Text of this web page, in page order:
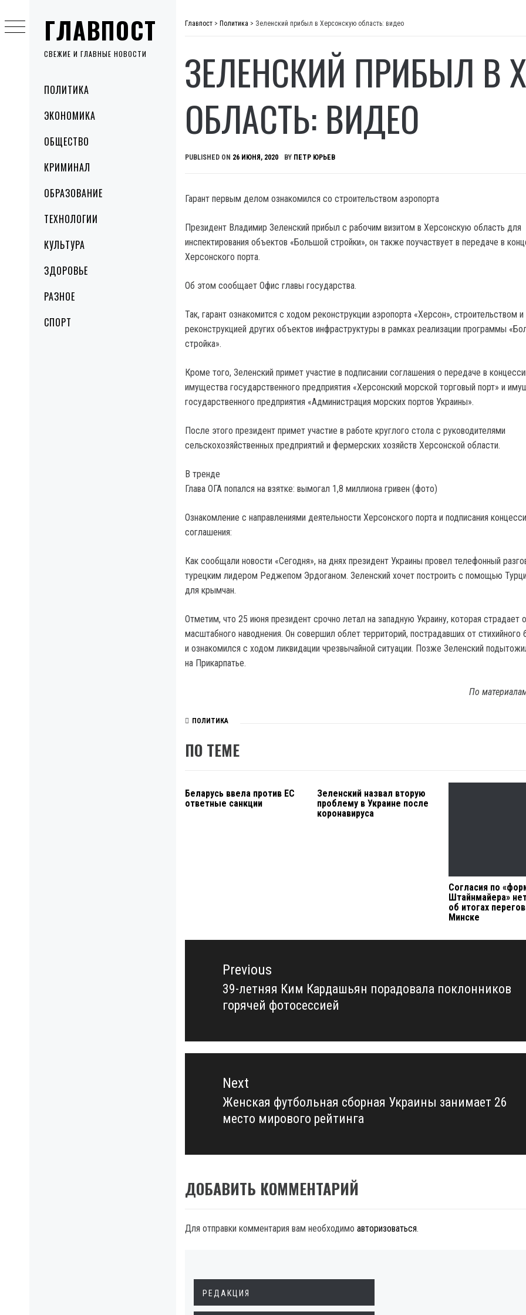
ГЛАВПОСТ
СВЕЖИЕ И ГЛАВНЫЕ НОВОСТИ
MenuПОЛИТИКА
ЭКОНОМИКА
ОБЩЕСТВО
КРИМИНАЛ
ОБРАЗОВАНИЕ
ТЕХНОЛОГИИ
КУЛЬТУРА
ЗДОРОВЬЕ
РАЗНОЕ
СПОРТ
to
content
Главпост > Политика > Зеленский прибыл в Херсонскую область: видео
ЗЕЛЕНСКИЙ ПРИБЫЛ В
ОБЛАСТЬ: ВИДЕО
PUBLISHED ON 26 ИЮНЯ, 2020 BY ПЕТР ЮРЬЕВ
Гарант первым делом ознакомился со строительством аэропорта
Президент Владимир Зеленский прибыл с рабочим визитом в Херсонскую область для
инспектирования объектов «Большой стройки», он также поучаствует в передаче в
Херсонского порта.
Об этом сообщает Офис главы государства.
Так, гарант ознакомится с ходом реконструкции аэропорта «Херсон», строительством и
реконструкцией других объектов инфраструктуры в рамках реализации программы
стройка».
Кроме того, Зеленский примет участие в подписании соглашения о передаче в
имущества государственного предприятия «Херсонский морской торговый порт» и
государственного предприятия «Администрация морских портов Украины».
После этого президент примет участие в работе круглого стола с руководителями
сельскохозяйственных предприятий и фермерских хозяйств Херсонской области.
В тренде
Глава ОГА попался на взятке: вымогал 1,8 миллиона гривен (фото)
Ознакомление с направлениями деятельности Херсонского порта и подписания
соглашения:
Как сообщали новости «Сегодня», на днях президент Украины провел телефонный
турецким лидером Реджепом Эрдоганом. Зеленский хочет построить с помощью
для крымчан.
Отметим, что 25 июня президент срочно летал на западную Украину, которая страдает
масштабного наводнения. Он совершил облет территорий, пострадавших от стихийного
и ознакомился с ходом ликвидации чрезвычайной ситуации. Позже Зеленский
на Прикарпатье.
По
ПОЛИТИКА
ПО ТЕМЕ
Беларусь ввела против ЕС
ответные санкции
Зеленский назвал вторую
проблему в Украине после
коронавируса
Согласия по
Штайнмайера»
об итогах
Минске
Навигация
записямPrevious
Previous
post:
39-летняя Ким Кардашьян порадовала поклонников
горячей фотосессией
Next
Next
post:
Женская футбольная сборная Украины занимает 26
место мирового рейтинга
ДОБАВИТЬ КОММЕНТАРИЙ
Для отправки комментария вам необходимо авторизоваться.
РЕДАКЦИЯ